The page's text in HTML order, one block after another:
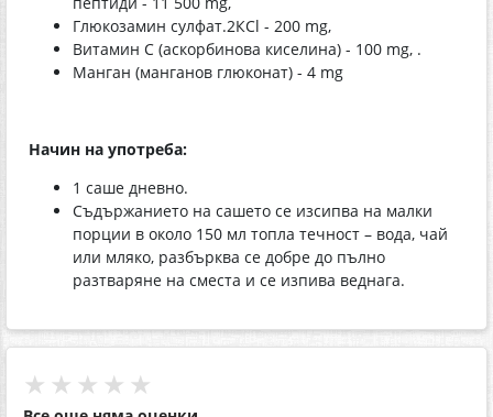
Глюкозамин сулфат.2КСl - 200 mg,
Витамин С (аскорбинова киселина) - 100 mg, .
Манган (манганов глюконат) - 4 mg
Начин на употреба:
1 саше дневно.
Съдържанието на сашето се изсипва на малки
порции в около 150 мл топла течност – вода, чай
или мляко, разбърква се добре до пълно
разтваряне на сместа и се изпива веднага.
★★★★★